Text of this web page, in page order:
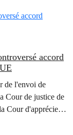
accord
de l'envoi de
Cour de justice de
Cour d'apprécier